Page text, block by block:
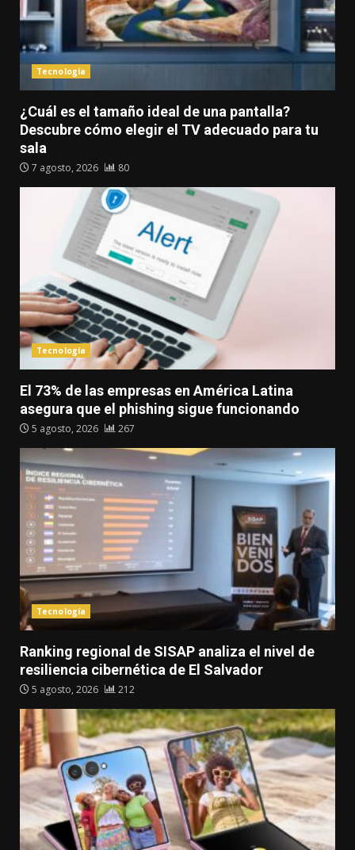
Tecnología
¿Cuál es el tamaño ideal de una pantalla?
Descubre cómo elegir el TV adecuado para tu
sala
7 agosto, 2026 80
Tecnología
El 73% de las empresas en América Latina
asegura que el phishing sigue funcionando
5 agosto, 2026 267
Tecnología
Ranking regional de SISAP analiza el nivel de
resiliencia cibernética de El Salvador
5 agosto, 2026 212